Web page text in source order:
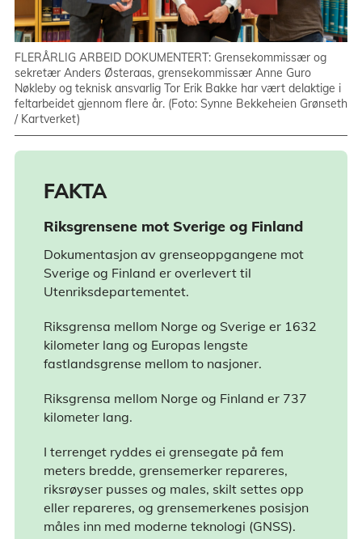
FLERÅRLIG ARBEID DOKUMENTERT: Grensekommissær og
sekretær Anders Østeraas, grensekommissær Anne Guro
Nøkleby og teknisk ansvarlig Tor Erik Bakke har vært delaktige i
feltarbeidet gjennom flere år. (Foto: Synne Bekkeheien Grønseth
/ Kartverket)
FAKTA
Riksgrensene mot Sverige og Finland
Dokumentasjon av grenseoppgangene mot
Sverige og Finland er overlevert til
Utenriksdepartementet.
Riksgrensa mellom Norge og Sverige er 1632
kilometer lang og Europas lengste
fastlandsgrense mellom to nasjoner.
Riksgrensa mellom Norge og Finland er 737
kilometer lang.
I terrenget ryddes ei grensegate på fem
meters bredde, grensemerker repareres,
riksrøyser pusses og males, skilt settes opp
eller repareres, og grensemerkenes posisjon
måles inn med moderne teknologi (GNSS).